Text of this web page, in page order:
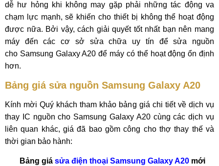
dễ hư hỏng khi không may gặp phải những tác động va
chạm lực mạnh, sẽ khiến cho thiết bị không thể hoạt động
được nữa. Bởi vậy, cách giải quyết tốt nhất bạn nên mang
máy đến các cơ sở sửa chữa uy tín để sửa nguồn
cho Samsung Galaxy A20 để máy có thể hoạt động ổn định
hơn.
Bảng giá sửa nguồn Samsung Galaxy A20
Kính mời Quý khách tham khảo bảng giá chi tiết về dịch vụ
thay IC nguồn cho Samsung Galaxy A20 cùng các dịch vụ
liên quan khác, giá đã bao gồm công cho thợ thay thế và
thời gian bảo hành:
Bảng giá sửa điện thoại Samsung Galaxy A20 mới